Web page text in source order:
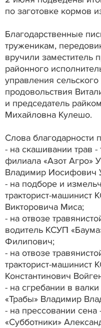
по заготовке кормов
Благодарственные
труженикам,
вручили заместитель
районного
управления сельского
продовольствия
и председатель
Михайловна Кулешо.
Слова благодарности
- на скашивании трав -
филиала «Азот Агро»
Владимир Иосифович
- на подборе и
тракторист-машинист
Викторовича Миса;
- на отвозе
водитель КСУП
Филипович;
- на отвозе
тракторист-машинист
Константинович
- на сгребании в
«Трабы» Владимир
- на прессовании
«Субботники»